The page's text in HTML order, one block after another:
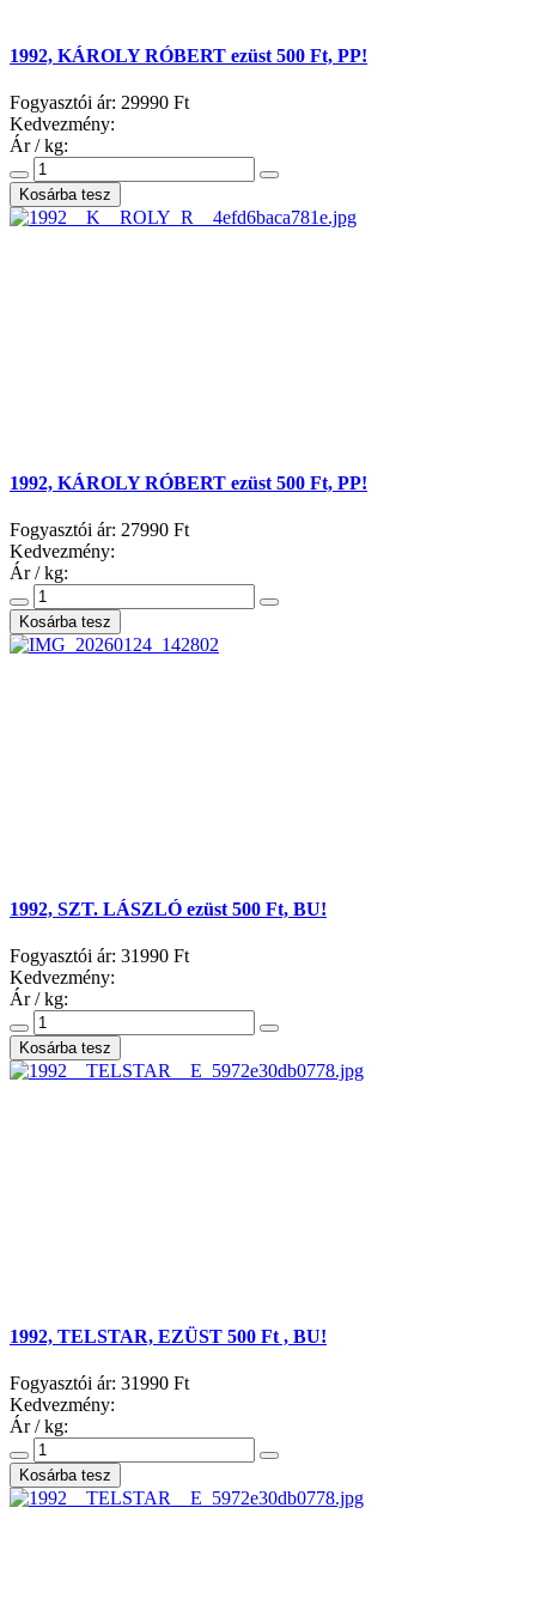
1992, KÁROLY RÓBERT ezüst 500 Ft, PP!
Fogyasztói ár: 29990 Ft
Kedvezmény:
Ár / kg:
1992, KÁROLY RÓBERT ezüst 500 Ft, PP!
Fogyasztói ár: 27990 Ft
Kedvezmény:
Ár / kg:
1992, SZT. LÁSZLÓ ezüst 500 Ft, BU!
Fogyasztói ár: 31990 Ft
Kedvezmény:
Ár / kg:
1992, TELSTAR, EZÜST 500 Ft , BU!
Fogyasztói ár: 31990 Ft
Kedvezmény:
Ár / kg: